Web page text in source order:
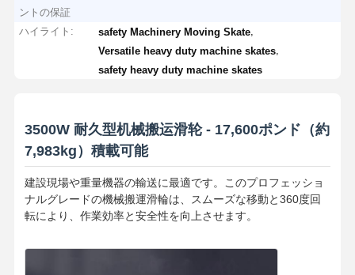
ントの保証
ハイライト: safety Machinery Moving Skate
Versatile heavy duty machine skates
safety heavy duty machine skates
3500W 耐久型机械搬运滑轮 - 17,600ポンド（約
7,983kg）積載可能
建設現場や重量機器の輸送に最適です。このプロフェッショ
ナルグレードの機械搬運滑輪は、スムーズな移動と360度回
転により、作業効率と安全性を向上させます。